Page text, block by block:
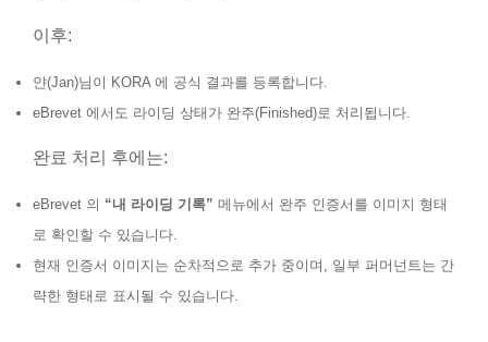
이후:
얀(Jan)님이 KORA 에 공식 결과를 등록합니다.
eBrevet 에서도 라이딩 상태가 완주(Finished)로 처리됩니다.
완료 처리 후에는:
eBrevet 의 “내 라이딩 기록” 메뉴에서 완주 인증서를 이미지 형태
로 확인할 수 있습니다.
현재 인증서 이미지는 순차적으로 추가 중이며, 일부 퍼머넌트는 간
략한 형태로 표시될 수 있습니다.